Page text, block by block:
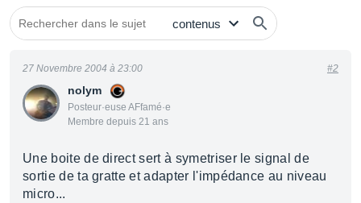
nolym
Posteur·euse AFfamé·e
Membre depuis 21 ans
27 Novembre 2004 à 23:00 #2
Une boite de direct sert à symetriser le signal de
sortie de ta gratte et adapter l'impédance au niveau
micro...